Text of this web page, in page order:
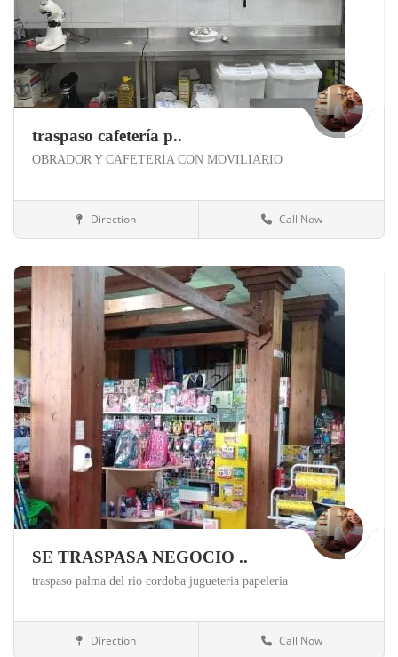
traspaso cafetería p..
OBRADOR Y CAFETERIA CON MOVILIARIO
Panaderías y Pastelerías Córdoba
Direction Call Now
SE TRASPASA NEGOCIO ..
traspaso palma del rio cordoba jugueteria papeleria
Tiendas Córdoba
Direction Call Now